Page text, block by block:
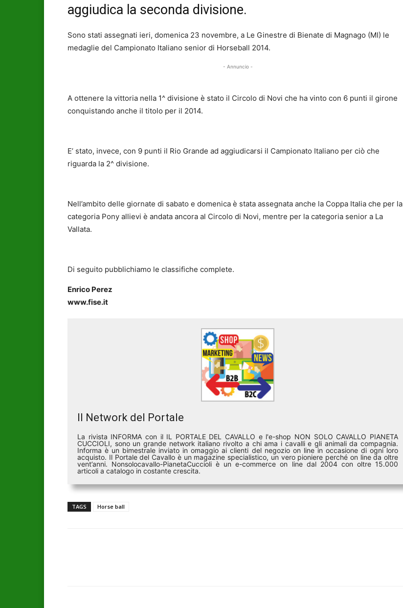
aggiudica la seconda divisione.
Sono stati assegnati ieri, domenica 23 novembre, a Le Ginestre di Bienate di Magnago (MI) le
medaglie del Campionato Italiano senior di Horseball 2014.
- Annuncio -
A ottenere la vittoria nella 1^ divisione è stato il Circolo di Novi che ha vinto con 6 punti il girone
conquistando anche il titolo per il 2014.
E’ stato, invece, con 9 punti il Rio Grande ad aggiudicarsi il Campionato Italiano per ciò che
riguarda la 2^ divisione.
Nell’ambito delle giornate di sabato e domenica è stata assegnata anche la Coppa Italia che per la
categoria Pony allievi è andata ancora al Circolo di Novi, mentre per la categoria senior a La
Vallata.
Di seguito pubblichiamo le classifiche complete.
Enrico Perez
www.fise.it
Il Network del Portale
La rivista INFORMA con il IL PORTALE DEL CAVALLO e l'e-shop NON SOLO CAVALLO PIANETA
CUCCIOLI, sono un grande network italiano rivolto a chi ama i cavalli e gli animali da compagnia.
Informa è un bimestrale inviato in omaggio ai clienti del negozio on line in occasione di ogni loro
acquisto. Il Portale del Cavallo è un magazine specialistico, un vero pioniere perché on line da oltre
vent’anni. Nonsolocavallo-PianetaCuccioli è un e-commerce on line dal 2004 con oltre 15.000
articoli a catalogo in costante crescita.
TAGS Horse ball